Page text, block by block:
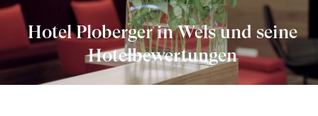
SEMINARE
ANGEBOTE
LAGE & FREIZEIT
Hotel Ploberger in Wels und seine
Hotelbewertungen